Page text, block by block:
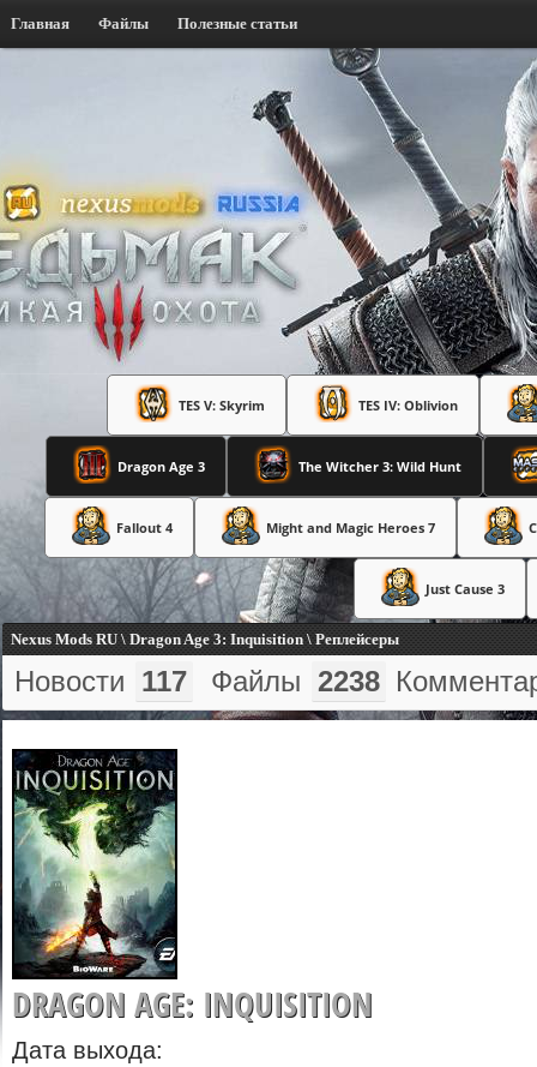
Главная Файлы Полезные статьи
TES V: Skyrim TES IV: Oblivion
Dragon Age 3 The Witcher 3: Wild Hunt
Fallout 4 Might and Magic Heroes 7
Just Cause 3
Nexus Mods RU \ Dragon Age 3: Inquisition \ Реплейсеры
Новости 117 Файлы 2238
DRAGON AGE: INQUISITION
Дата выхода: